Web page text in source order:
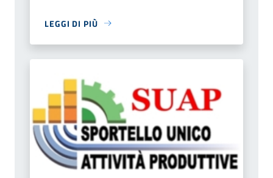
LEGGI DI PIÙ